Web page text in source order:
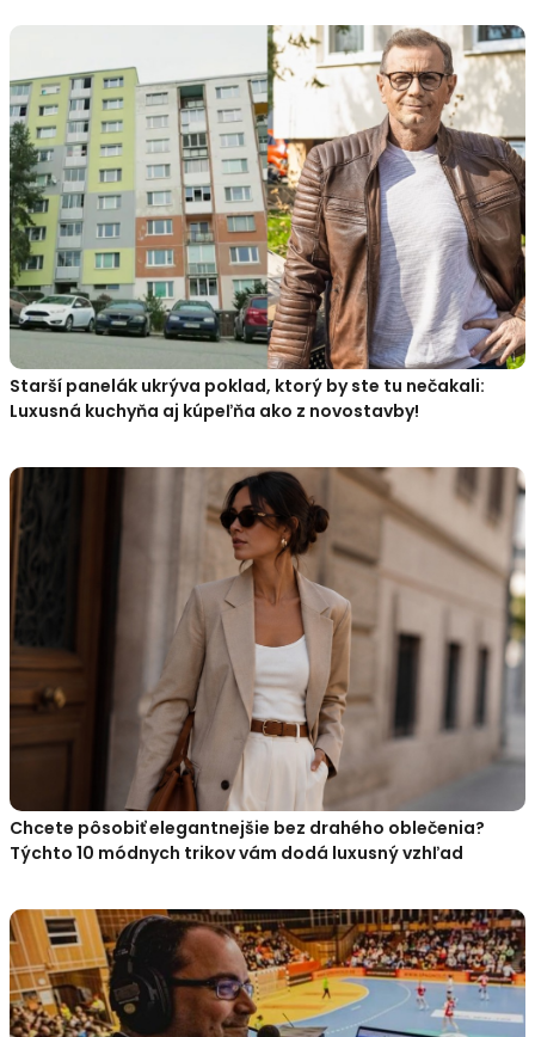
Starší panelák ukrýva poklad, ktorý by ste tu nečakali:
Luxusná kuchyňa aj kúpeľňa ako z novostavby!
Chcete pôsobiť elegantnejšie bez drahého oblečenia?
Týchto 10 módnych trikov vám dodá luxusný vzhľad